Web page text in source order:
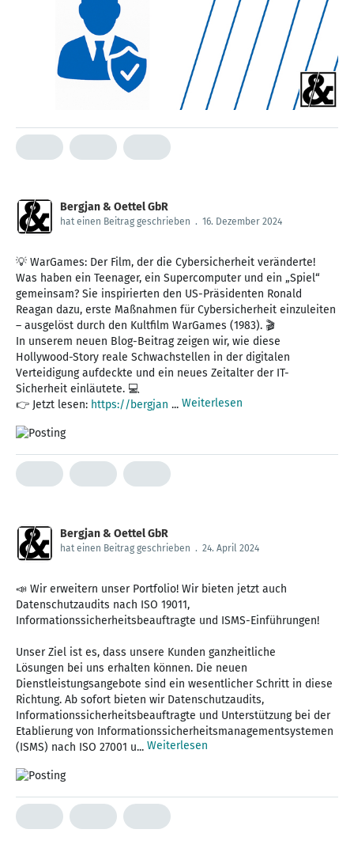
Bergjan & Oettel GbR
hat einen Beitrag geschrieben . 16. Dezember 2024
💡 WarGames: Der Film, der die Cybersicherheit veränderte!
Was haben ein Teenager, ein Supercomputer und ein „Spiel“
gemeinsam? Sie inspirierten den US-Präsidenten Ronald
Reagan dazu, erste Maßnahmen für Cybersicherheit einzuleiten
– ausgelöst durch den Kultfilm WarGames (1983). 🎬
In unserem neuen Blog-Beitrag zeigen wir, wie diese
Hollywood-Story reale Schwachstellen in der digitalen
Verteidigung aufdeckte und ein neues Zeitalter der IT-
Sicherheit einläutete. 💻
👉 Jetzt lesen: https://bergjan ... Weiterlesen
Bergjan & Oettel GbR
hat einen Beitrag geschrieben . 24. April 2024
📣 Wir erweitern unser Portfolio! Wir bieten jetzt auch
Datenschutzaudits nach ISO 19011,
Informationssicherheitsbeauftragte und ISMS-Einführungen!
Unser Ziel ist es, dass unsere Kunden ganzheitliche
Lösungen bei uns erhalten können. Die neuen
Dienstleistungsangebote sind ein wesentlicher Schritt in diese
Richtung. Ab sofort bieten wir Datenschutzaudits,
Informationssicherheitsbeauftragte und Unterstützung bei der
Etablierung von Informationssicherheitsmanagementsystemen
(ISMS) nach ISO 27001 u... Weiterlesen